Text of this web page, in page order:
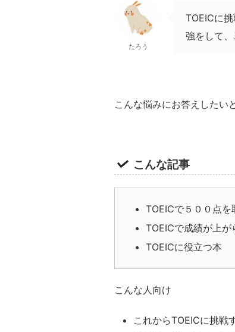
たろう
TOEICに
強をして
こんな悩みにお答えしたい
こんな記事
TOEICで５００点
TOEICで成績が上が
TOEICに役立つ本
こんな人向け
これからTOEICに挑戦